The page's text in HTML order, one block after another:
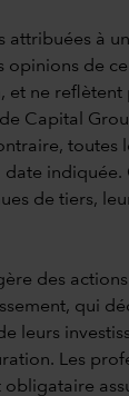
attribuées à
opinions de
et ne reflètent
Capital
toutes
date
de tiers,
des
qui
leurs
Les
obligataire